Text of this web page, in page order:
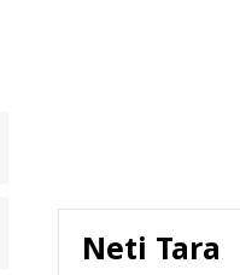
Neti Tara